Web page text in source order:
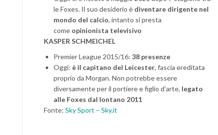
le Foxes. Il suo desiderio è diventare dirigente nel
mondo del calcio, intanto si presta
come opinionista televisivo
KASPER SCHMEICHEL
Premier League 2015/16: 38 presenze
Oggi: è il capitano del Leicester, fascia ereditata
proprio da Morgan. Non potrebbe essere
diversamente per il portiere e figlio d’arte, legato
alle Foxes dal lontano 2011
Fonte: Sky Sport – Sky.it